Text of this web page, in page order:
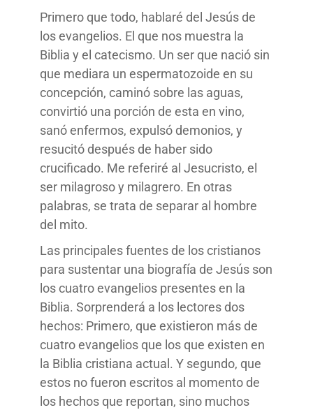
Primero que todo, hablaré del Jesús de
los evangelios. El que nos muestra la
Biblia y el catecismo. Un ser que nació sin
que mediara un espermatozoide en su
concepción, caminó sobre las aguas,
convirtió una porción de esta en vino,
sanó enfermos, expulsó demonios, y
resucitó después de haber sido
crucificado. Me referiré al Jesucristo, el
ser milagroso y milagrero. En otras
palabras, se trata de separar al hombre
del mito.
Las principales fuentes de los cristianos
para sustentar una biografía de Jesús son
los cuatro evangelios presentes en la
Biblia. Sorprenderá a los lectores dos
hechos: Primero, que existieron más de
cuatro evangelios que los que existen en
la Biblia cristiana actual. Y segundo, que
estos no fueron escritos al momento de
los hechos que reportan, sino muchos